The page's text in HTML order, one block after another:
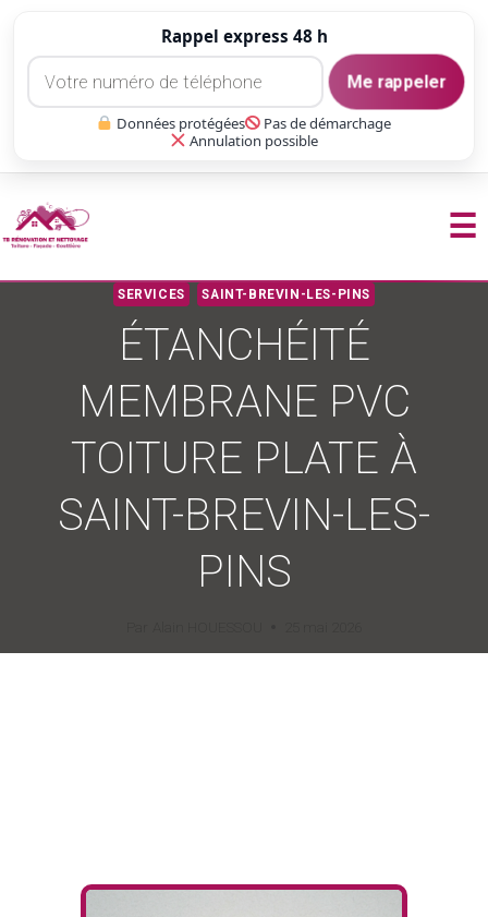
Rappel express 48 h
Me rappeler
Données protégées
Pas de démarchage
Annulation possible
☰
SERVICES SAINT-BREVIN-LES-PINS
ÉTANCHÉITÉ
MEMBRANE PVC
TOITURE PLATE À
SAINT-BREVIN-LES-
PINS